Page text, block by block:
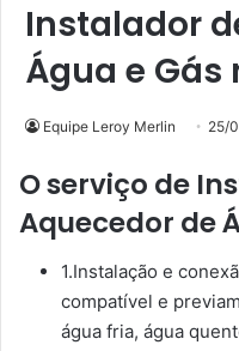
Instalador
Água e Gás
Equipe Leroy Merlin 25/
O serviço de
Aquecedor de
1.Instalação e
compatível e
água fria, água